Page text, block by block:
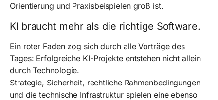
Orientierung und Praxisbeispielen groß ist.
KI braucht mehr als die richtige Software.
Ein roter Faden zog sich durch alle Vorträge des
Tages: Erfolgreiche KI-Projekte entstehen nicht allein
durch Technologie.
Strategie, Sicherheit, rechtliche Rahmenbedingungen
und die technische Infrastruktur spielen eine ebenso